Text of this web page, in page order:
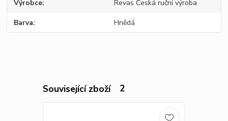
Výrobce Revas Česká ruční výroba
Barva Hnědá
Související zboží 2